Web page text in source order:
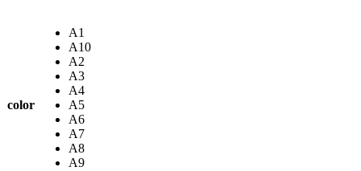
$55.14
color
A1
A10
A2
A3
A4
A5
A6
A7
A8
A9